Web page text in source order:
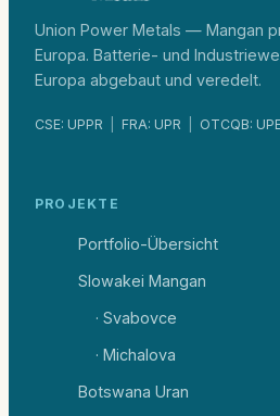
Union Power Metals — Mangan
Europa. Batterie- und
Europa abgebaut und veredelt.
CSE: UPPR FRA: UPR OTCQB:
PROJEKTE
Portfolio-Übersicht
Slowakei Mangan
· Svabovce
· Michalova
Botswana Uran